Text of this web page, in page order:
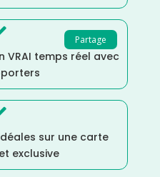
Partage
VRAI temps réel avec
sur une carte
exclusive